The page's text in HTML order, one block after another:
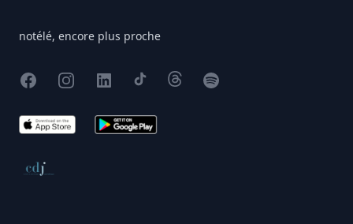
notélé, encore plus proche
FacebookInstagram
X TikTokThreadsSpotify
App Store Google Play
Conseil de déontologie journalistique